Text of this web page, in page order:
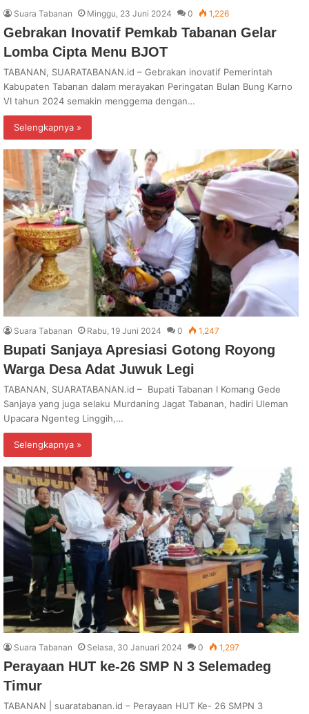
Suara Tabanan Minggu, 23 Juni 2024 0 1,226
Gebrakan Inovatif Pemkab Tabanan Gelar
Lomba Cipta Menu BJOT
TABANAN, SUARATABANAN.id – Gebrakan inovatif Pemerintah
Kabupaten Tabanan dalam merayakan Peringatan Bulan Bung Karno
VI tahun 2024 semakin menggema dengan…
Selengkapnya »
Suara Tabanan Rabu, 19 Juni 2024 0 1,247
Bupati Sanjaya Apresiasi Gotong Royong
Warga Desa Adat Juwuk Legi
TABANAN, SUARATABANAN.id – Bupati Tabanan I Komang Gede
Sanjaya yang juga selaku Murdaning Jagat Tabanan, hadiri Uleman
Upacara Ngenteg Linggih,…
Selengkapnya »
Suara Tabanan Selasa, 30 Januari 2024 0 1,297
Perayaan HUT ke-26 SMP N 3 Selemadeg
Timur
TABANAN | suaratabanan.id – Perayaan HUT Ke- 26 SMPN 3